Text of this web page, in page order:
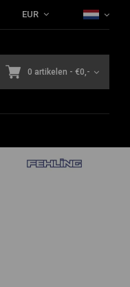
EUR
0 artikelen - €0,-